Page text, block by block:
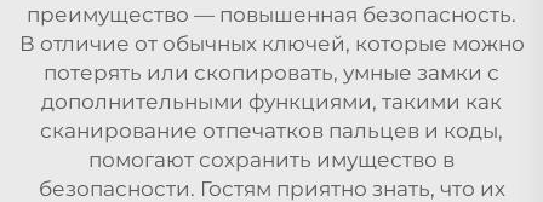
преимущество — повышенная безопасность.
В отличие от обычных ключей, которые можно
потерять или скопировать, умные замки с
дополнительными функциями, такими как
сканирование отпечатков пальцев и коды,
помогают сохранить имущество в
безопасности. Гостям приятно знать, что их